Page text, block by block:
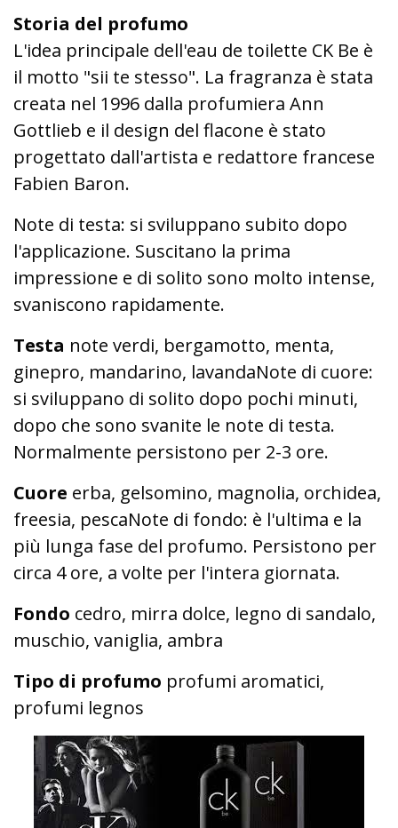
Storia del profumo
L'idea principale dell'eau de toilette CK Be è
il motto "sii te stesso". La fragranza è stata
creata nel 1996 dalla profumiera Ann
Gottlieb e il design del flacone è stato
progettato dall'artista e redattore francese
Fabien Baron.
Note di testa: si sviluppano subito dopo
l'applicazione. Suscitano la prima
impressione e di solito sono molto intense,
svaniscono rapidamente.
Testa note verdi, bergamotto, menta,
ginepro, mandarino, lavandaNote di cuore:
si sviluppano di solito dopo pochi minuti,
dopo che sono svanite le note di testa.
Normalmente persistono per 2-3 ore.
Cuore erba, gelsomino, magnolia, orchidea,
freesia, pescaNote di fondo: è l'ultima e la
più lunga fase del profumo. Persistono per
circa 4 ore, a volte per l'intera giornata.
Fondo cedro, mirra dolce, legno di sandalo,
muschio, vaniglia, ambra
Tipo di profumo profumi aromatici,
profumi legnos